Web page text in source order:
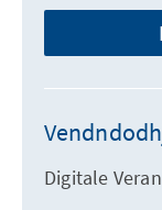
Digitale